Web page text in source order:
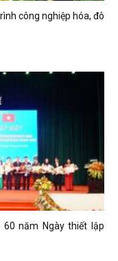
công nghiệp hóa, đô
năm Ngày thiết lập